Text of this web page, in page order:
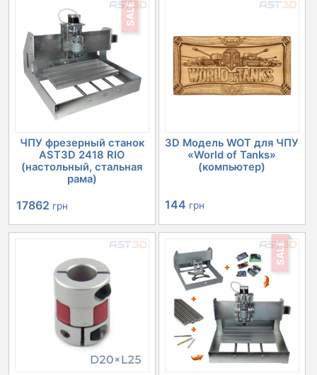
SALE
ЧПУ фрезерный станок
AST3D 2418 RIO
(настольный, стальная
рама)
Первоначальная
цена
20152 грн.
17862 грн
цена:
3D Модель WOT для ЧПУ
«World of Tanks»
(компьютер)
144 грн
SALE